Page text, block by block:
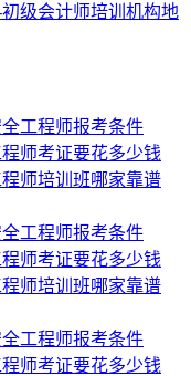
级会计师培训机构地
工程师报考条件
师考证要花多少钱
师培训班哪家靠谱
工程师报考条件
师考证要花多少钱
师培训班哪家靠谱
工程师报考条件
师考证要花多少钱